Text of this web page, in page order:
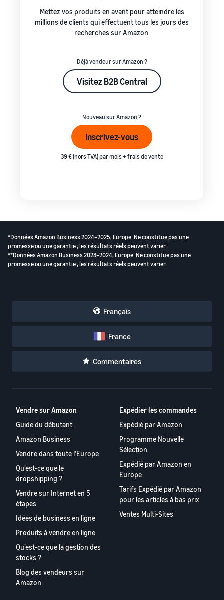
Mettez vos produits en avant pour atteindre les
millions de clients qui effectuent tous les jours des
recherches sur Amazon.
Déjà vendeur sur Amazon ?
Visitez B2B Central
Nouveau sur Amazon ?
Inscrivez-vous
39 € (hors TVA) par mois + frais de vente
*Données Amazon Business 2024–2025, Europe. Ne constitue pas une
promesse ou une garantie ; les résultats réels peuvent varier.
**Données Amazon Business 2023–2024, Europe. Ne constitue pas une
promesse ou une garantie ; les résultats réels peuvent varier.
Français
France
Commentaires
Vendre sur Amazon
Guide du débutant
Amazon Business
Vendre dans toute l’Europe
Qu'est-ce que le
dropshipping ?
Vendre sur Internet en 5
étapes
Idées de business en ligne
Produits à vendre en ligne
Qu'est-ce que la gestion des
stocks ?
Blog des vendeurs sur
Amazon
Expédier les commandes
Expédié par Amazon
Programme Nouvelle
Sélection
Expédié par Amazon en
Europe
Tarifs Expédié par Amazon
pour les articles à bas prix
Ventes Multi-Sites